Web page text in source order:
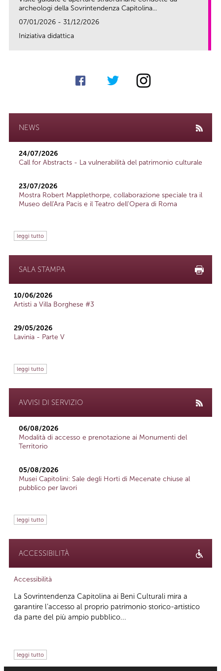
archeologi della Sovrintendenza Capitolina...
07/01/2026 - 31/12/2026
Iniziativa didattica
NEWS
24/07/2026
Call for Abstracts - La vulnerabilità del patrimonio culturale
23/07/2026
Mostra Robert Mapplethorpe, collaborazione speciale tra il
Museo dell'Ara Pacis e il Teatro dell'Opera di Roma
leggi tutto
SALA STAMPA
10/06/2026
Artisti a Villa Borghese #3
29/05/2026
Lavinia - Parte V
leggi tutto
AVVISI DI SERVIZIO
06/08/2026
Modalità di accesso e prenotazione ai Monumenti del
Territorio
05/08/2026
Musei Capitolini: Sale degli Horti di Mecenate chiuse al
pubblico per lavori
leggi tutto
ACCESSIBILITÀ
Accessibilità
La Sovrintendenza Capitolina ai Beni Culturali mira a
garantire l’accesso al proprio patrimonio storico-artistico
da parte del più ampio pubblico...
leggi tutto